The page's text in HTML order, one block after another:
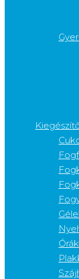
Órák